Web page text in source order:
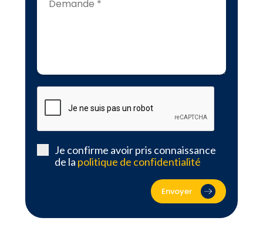
Je confirme avoir pris connaissance
de la politique de confidentialité
Envoyer